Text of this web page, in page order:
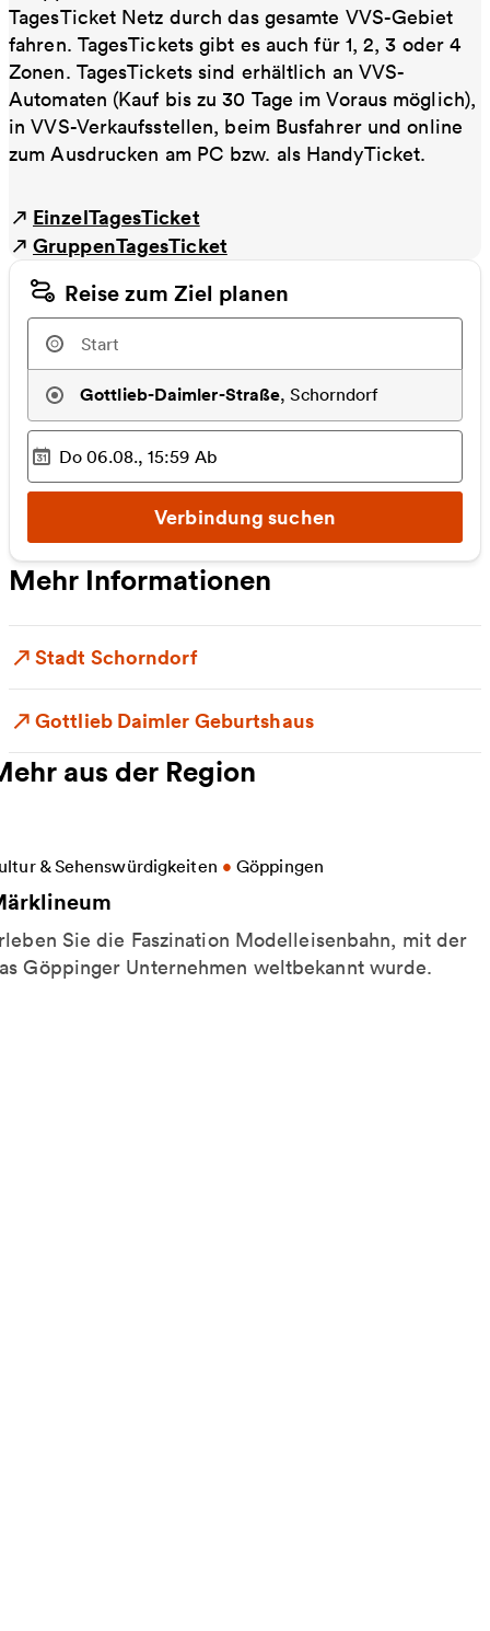
TagesTicket Netz durch das gesamte VVS-Gebiet
fahren. TagesTickets gibt es auch für 1, 2, 3 oder 4
Zonen. TagesTickets sind erhältlich an VVS-
Automaten (Kauf bis zu 30 Tage im Voraus möglich),
in VVS-Verkaufsstellen, beim Busfahrer und online
zum Ausdrucken am PC bzw. als HandyTicket.
EinzelTagesTicket
GruppenTagesTicket
Reise zum Ziel planen
Gottlieb-Daimler-Straße,Schorndorf
Ausgewählter Zeitpunkt
Do 06.08., 15:59 Ab
Verbindung suchen
Mehr Informationen
Stadt Schorndorf
Gottlieb Daimler Geburtshaus
aus der Region
& Sehenswürdigkeiten • Göppingen
Sie die Faszination Modelleisenbahn, mit der
Göppinger Unternehmen weltbekannt wurde.
Informationen zu Märklineum